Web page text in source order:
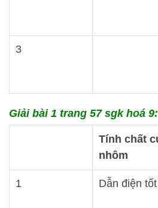
3
Giải bài 1 trang 57 sgk hoá 9:
Tính chất
nhôm
1 Dẫn điện tốt